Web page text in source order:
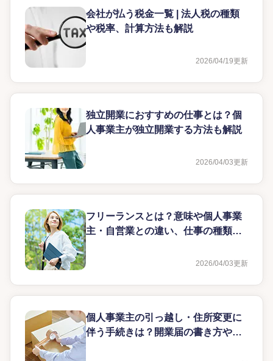
会社が払う税金一覧 | 法人税の種類
や税率、計算方法も解説
2026/04/19更新
独立開業におすすめの仕事とは？個
人事業主が独立開業する方法も解説
2026/04/03更新
フリーランスとは？意味や個人事業
主・自営業との違い、仕事の種類を
2026/04/03更新
個人事業主の引っ越し・住所変更に
伴う手続きは？開業届の書き方や再